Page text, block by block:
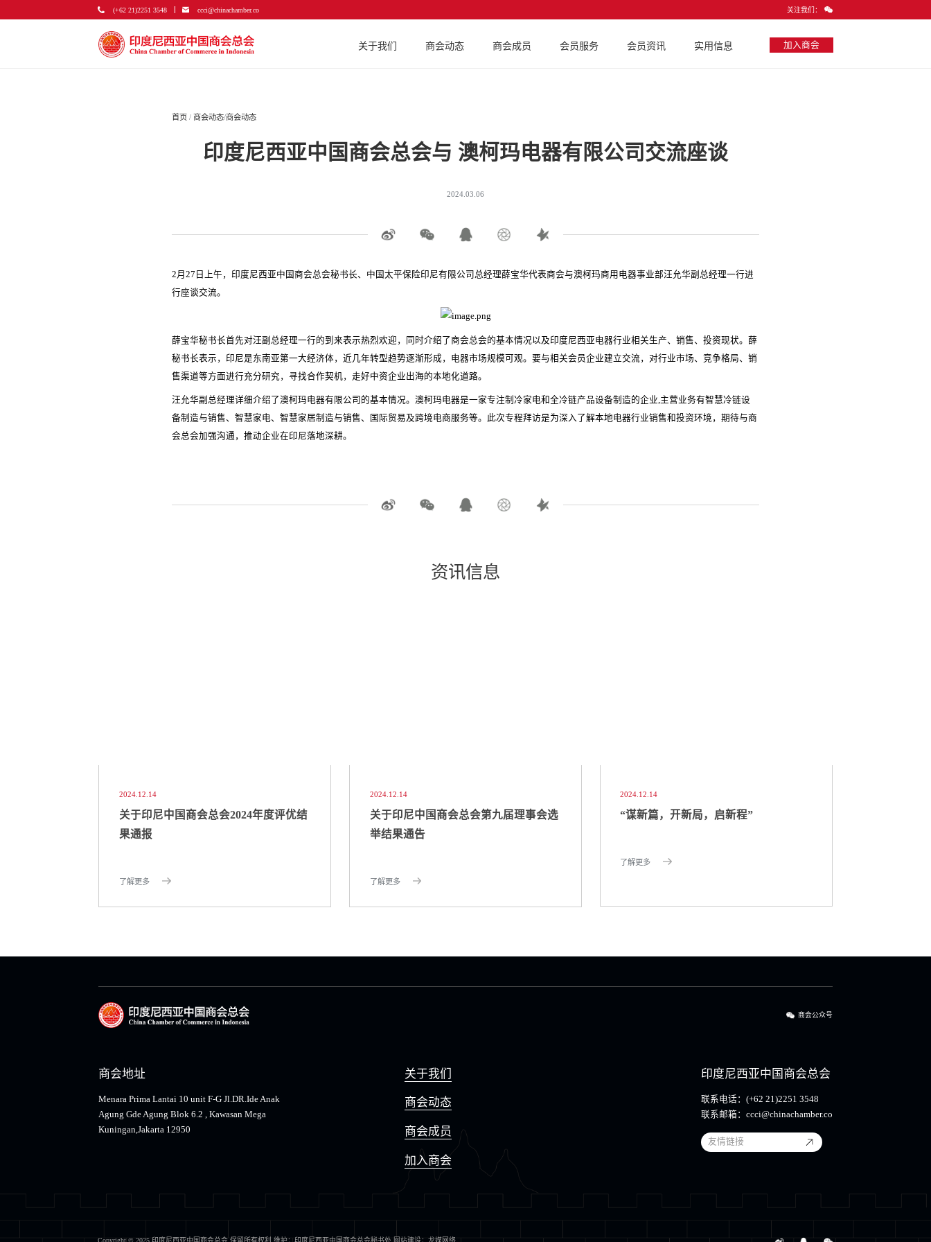
(+62 21)2251 3548 ccci@chinachamber.co 关注我们：
关于我们 商会动态 商会成员 会员服务 会员资讯 实用信息 加入商会
首页 /商会动态/商会动态
印度尼西亚中国商会总会与 澳柯玛电器有限公司交流座谈
2024.03.06
2月27日上午，印度尼西亚中国商会总会秘书长、中国太平保险印尼有限公司总经理薛宝华代表商会与澳柯玛商用电器事业部汪允华副总经理一行进
行座谈交流。
薛宝华秘书长首先对汪副总经理一行的到来表示热烈欢迎，同时介绍了商会总会的基本情况以及印度尼西亚电器行业相关生产、销售、投资现状。薛
秘书长表示，印尼是东南亚第一大经济体，近几年转型趋势逐渐形成，电器市场规模可观。要与相关会员企业建立交流，对行业市场、竞争格局、销
售渠道等方面进行充分研究，寻找合作契机，走好中资企业出海的本地化道路。
汪允华副总经理详细介绍了澳柯玛电器有限公司的基本情况。澳柯玛电器是一家专注制冷家电和全冷链产品设备制造的企业,主营业务有智慧冷链设
备制造与销售、智慧家电、智慧家居制造与销售、国际贸易及跨境电商服务等。此次专程拜访是为深入了解本地电器行业销售和投资环境，期待与商
会总会加强沟通，推动企业在印尼落地深耕。
资讯信息
2024.12.14
关于印尼中国商会总会2024年度评优结
果通报
了解更多
2024.12.14
关于印尼中国商会总会第九届理事会选
举结果通告
了解更多
2024.12.14
“谋新篇，开新局，启新程”
了解更多
商会公众号
商会地址
Menara Prima Lantai 10 unit F-G Jl.DR.Ide Anak
Agung Gde Agung Blok 6.2 , Kawasan Mega
Kuningan,Jakarta 12950
关于我们
商会动态
商会成员
加入商会
印度尼西亚中国商会总会
联系电话： (+62 21)2251 3548
联系邮箱： ccci@chinachamber.co
友情链接
Copyright © 2025 印度尼西亚中国商会总会 保留所有权利 维护：印度尼西亚中国商会总会秘书处 网站建设：龙媒网络